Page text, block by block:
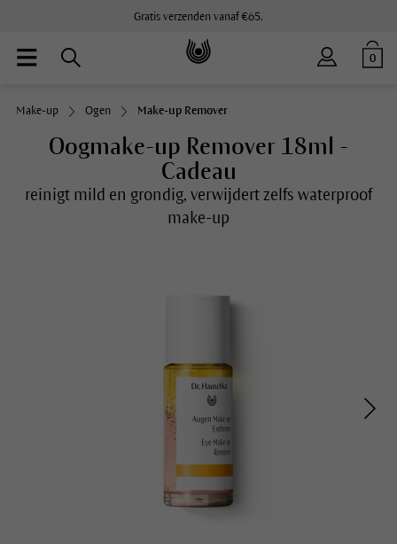
Gratis verzenden vanaf €65.
0
Make-up Ogen Make-up Remover
Oogmake-up Remover 18ml -
Cadeau
reinigt mild en grondig, verwijdert zelfs waterproof
make-up